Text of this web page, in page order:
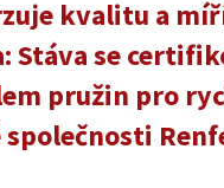
kvalitu a
Stáva se
pružin pro
společnosti